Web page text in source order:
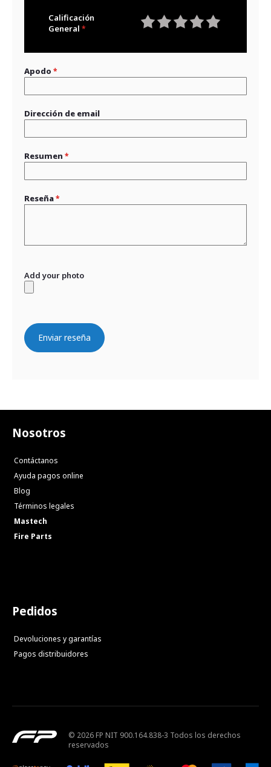
Calificación
General
Apodo
Dirección de email
Resumen
Reseña
Add your photo
Enviar reseña
Nosotros
Contáctanos
Ayuda pagos online
Blog
Términos legales
Mastech
Fire Parts
Pedidos
Devoluciones y garantías
Pagos distribuidores
© 2026 FP NIT 900.164.838-3 Todos los derechos
reservados